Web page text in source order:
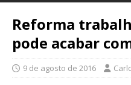
Reforma
pode acabar
9 de agosto de 2016